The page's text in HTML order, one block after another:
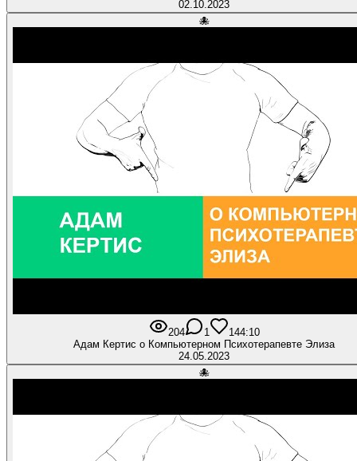
02.10.2023
🐙
204 1 144:10
Адам Кертис о Компьютерном Психотерапевте Элиза
24.05.2023
🐙